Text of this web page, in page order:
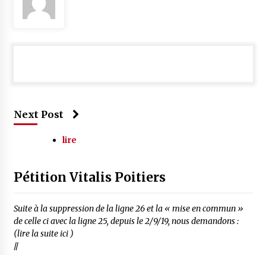
Next Post
lire
Pétition Vitalis Poitiers
Suite à la suppression de la ligne 26 et la « mise en commun »
de celle ci avec la ligne 25, depuis le 2/9/19, nous demandons :
(lire la suite ici )
//